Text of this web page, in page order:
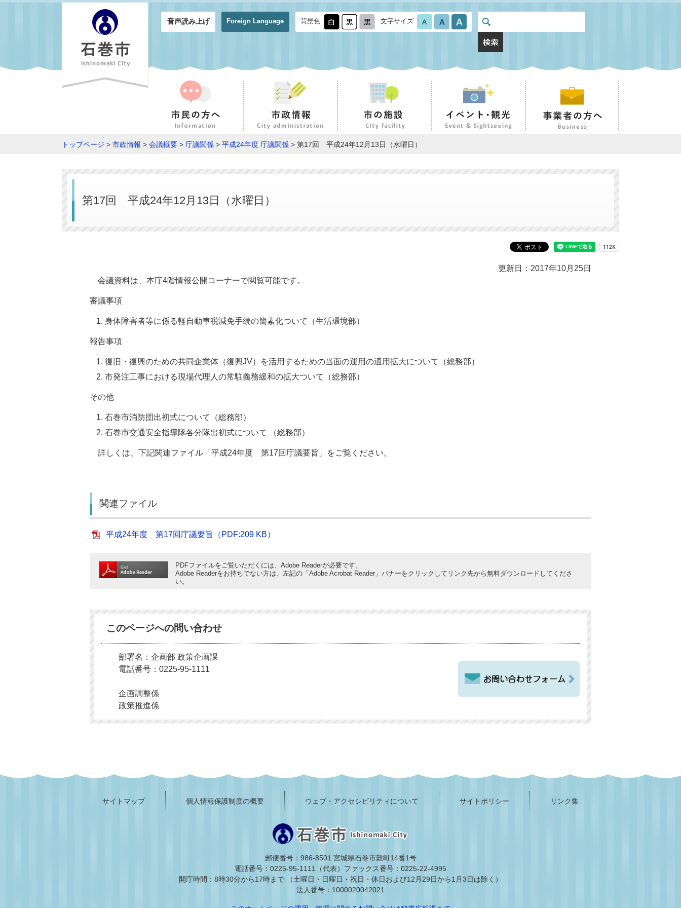
音声読み上げ Foreign Language 背景色 文字サイズ
トップページ > 市政情報 > 会議概要 > 庁議関係 > 平成24年度 庁議関係 > 第17回 平成24年12月13日（水曜日）
第17回 平成24年12月13日（水曜日）
更新日：2017年10月25日
会議資料は、本庁4階情報公開コーナーで閲覧可能です。
審議事項
身体障害者等に係る軽自動車税減免手続の簡素化ついて（生活環境部）
報告事項
復旧・復興のための共同企業体（復興JV）を活用するための当面の運用の適用拡大について（総務部）
市発注工事における現場代理人の常駐義務緩和の拡大ついて（総務部）
その他
石巻市消防団出初式について（総務部）
石巻市交通安全指導隊各分隊出初式について （総務部）
詳しくは、下記関連ファイル「平成24年度 第17回庁議要旨」をご覧ください。
関連ファイル
平成24年度 第17回庁議要旨（PDF:209 KB）
PDFファイルをご覧いただくには、Adobe Readerが必要です。
Adobe Readerをお持ちでない方は、左記の「Adobe Acrobat Reader」バナーをクリックしてリンク先から無料ダウンロードしてくださ
い。
このページへの問い合わせ
部署名：企画部 政策企画課
電話番号：0225-95-1111
企画調整係
政策推進係
サイトマップ 個人情報保護制度の概要 ウェブ・アクセシビリティについて サイトポリシー リンク集
郵便番号：986-8501 宮城県石巻市穀町14番1号
電話番号：0225-95-1111（代表） ファックス番号：0225-22-4995
開庁時間：8時30分から17時まで （土曜日・日曜日・祝日・休日および12月29日から1月3日は除く）
法人番号：1000020042021